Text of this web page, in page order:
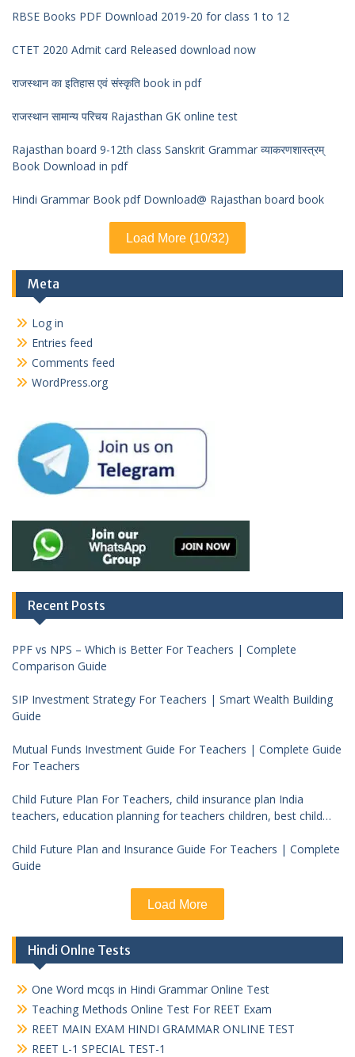
RBSE Books PDF Download 2019-20 for class 1 to 12
CTET 2020 Admit card Released download now
राजस्थान का इतिहास एवं संस्कृति book in pdf
राजस्थान सामान्य परिचय Rajasthan GK online test
Rajasthan board 9-12th class Sanskrit Grammar व्याकरणशास्त्रम्
Book Download in pdf
Hindi Grammar Book pdf Download@ Rajasthan board book
Load More (10/32)
Meta
Log in
Entries feed
Comments feed
WordPress.org
Recent Posts
PPF vs NPS – Which is Better For Teachers | Complete
Comparison Guide
SIP Investment Strategy For Teachers | Smart Wealth Building
Guide
Mutual Funds Investment Guide For Teachers | Complete Guide
For Teachers
Child Future Plan For Teachers, child insurance plan India
teachers, education planning for teachers children, best child
Child Future Plan and Insurance Guide For Teachers | Complete
Guide
Load More
Hindi Onlne Tests
One Word mcqs in Hindi Grammar Online Test
Teaching Methods Online Test For REET Exam
REET MAIN EXAM HINDI GRAMMAR ONLINE TEST
REET L-1 SPECIAL TEST-1